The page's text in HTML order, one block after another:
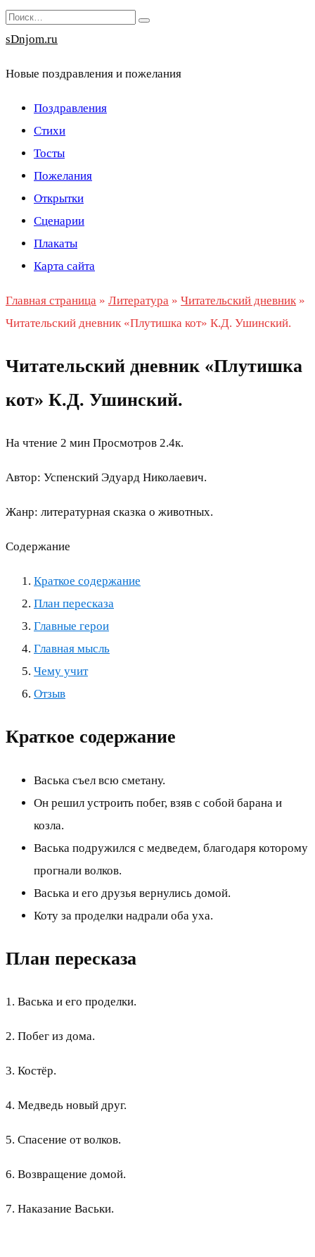
Перейти
к
Search
for:
sDnjom.ru
Новые поздравления и пожелания
Поздравления
Стихи
Тосты
Пожелания
Открытки
Сценарии
Плакаты
Карта сайта
Главная страница » Литература » Читательский дневник »
Читательский дневник «Плутишка кот» К.Д. Ушинский.
Читательский дневник «Плутишка
кот» К.Д. Ушинский.
На чтение 2 мин Просмотров 2.4к.
Автор: Успенский Эдуард Николаевич.
Жанр: литературная сказка о животных.
Содержание
Краткое содержание
План пересказа
Главные герои
Главная мысль
Чему учит
Отзыв
Краткое содержание
Васька съел всю сметану.
Он решил устроить побег, взяв с собой барана и
козла.
Васька подружился с медведем, благодаря которому
прогнали волков.
Васька и его друзья вернулись домой.
Коту за проделки надрали оба уха.
План пересказа
1. Васька и его проделки.
2. Побег из дома.
3. Костёр.
4. Медведь новый друг.
5. Спасение от волков.
6. Возвращение домой.
7. Наказание Васьки.